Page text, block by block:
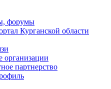
форумы
Курганской области
организации
партнерство